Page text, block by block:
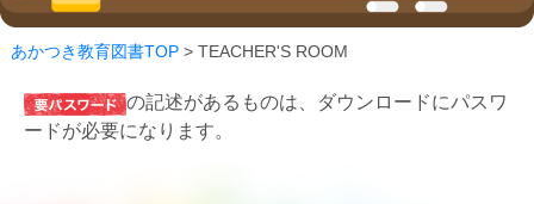
あかつき教育図書TOP> TEACHER'S ROOM
の記述があるものは、ダウンロードにパスワ
ードが必要になります。